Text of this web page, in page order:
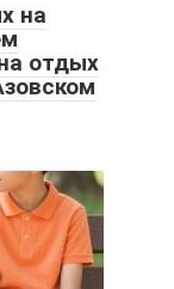
на
отдых